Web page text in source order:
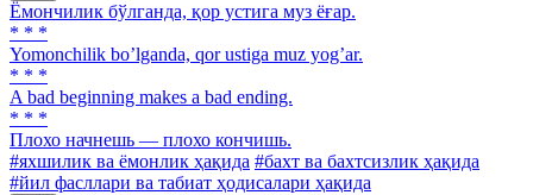
Ёмончилик бўлганда, қор устига муз ёғар.
* * *
Yomonchilik boʼlganda, qor ustiga muz yogʼar.
* * *
A bad beginning makes a bad ending.
* * *
Плохо начнешь — плохо кончишь.
#яхшилик ва ёмонлик ҳақида #бахт ва бахтсизлик ҳақида
#йил фасллари ва табиат ҳодисалари ҳақида